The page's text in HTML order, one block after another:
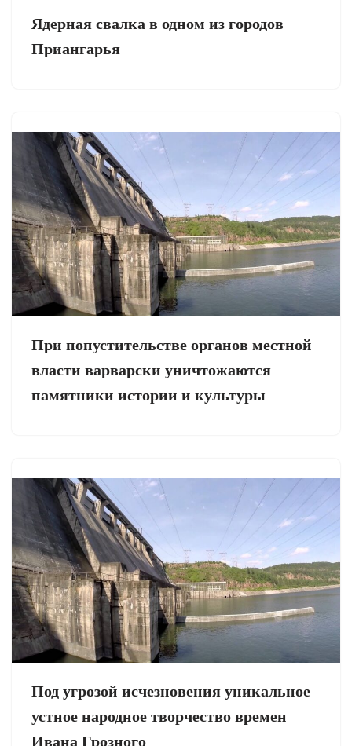
Ядерная свалка в одном из городов
Приангарья
При попустительстве органов местной
власти варварски уничтожаются
памятники истории и культуры
Под угрозой исчезновения уникальное
устное народное творчество времен
Ивана Грозного